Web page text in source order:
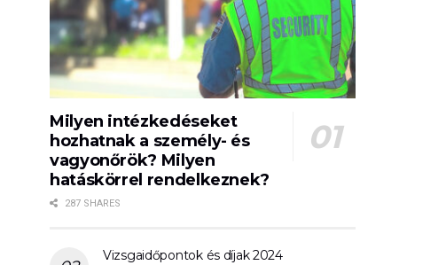
Milyen intézkedéseket
hozhatnak a személy- és
vagyonőrök? Milyen
hatáskörrel rendelkeznek?
287 SHARES
Vizsgaidőpontok és díjak 2024